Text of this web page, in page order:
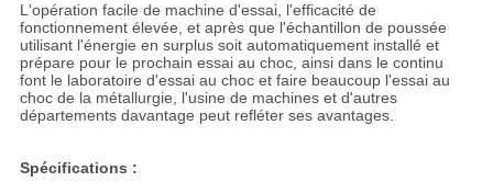
L'opération facile de machine d'essai, l'efficacité de
fonctionnement élevée, et après que l'échantillon de poussée
utilisant l'énergie en surplus soit automatiquement installé et
prépare pour le prochain essai au choc, ainsi dans le continu
font le laboratoire d'essai au choc et faire beaucoup l'essai au
choc de la métallurgie, l'usine de machines et d'autres
départements davantage peut refléter ses avantages.
Spécifications :